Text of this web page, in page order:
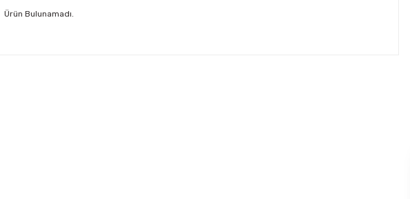
Ürün Bulunamadı.